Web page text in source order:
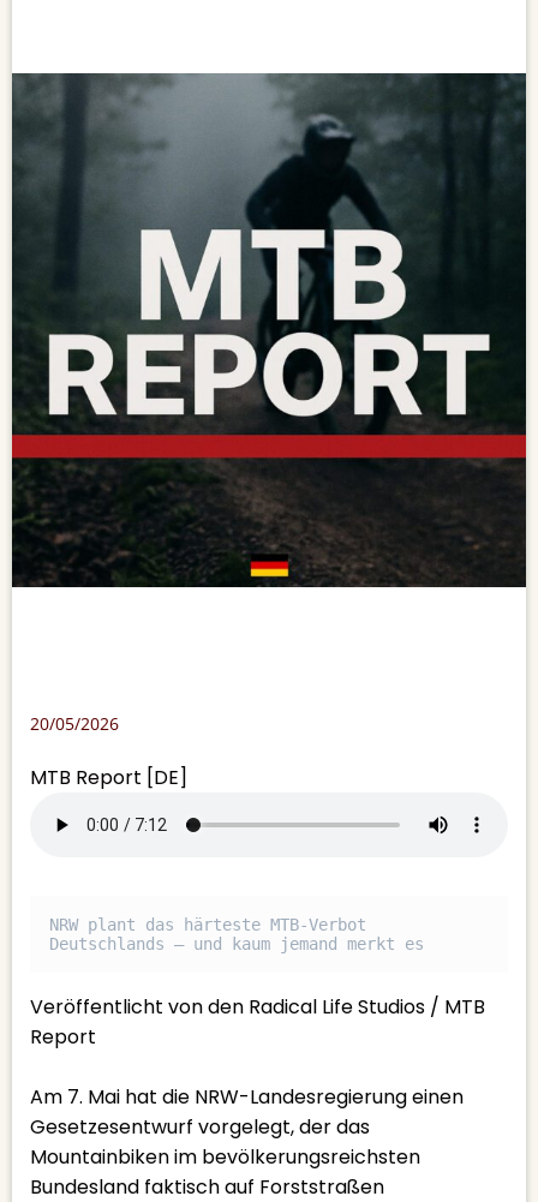
20/05/2026
MTB Report [DE]
NRW plant das härteste MTB-Verbot
Deutschlands – und kaum jemand merkt es
Veröffentlicht von den Radical Life Studios / MTB
Report
Am 7. Mai hat die NRW-Landesregierung einen
Gesetzesentwurf vorgelegt, der das
Mountainbiken im bevölkerungsreichsten
Bundesland faktisch auf Forststraßen